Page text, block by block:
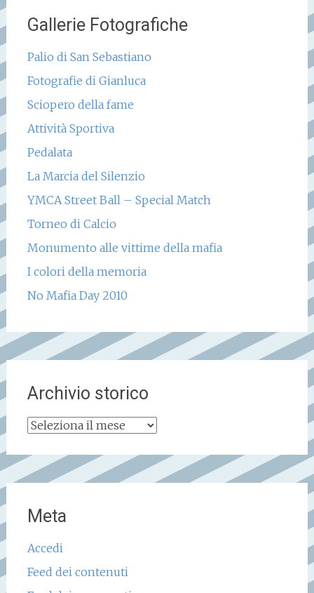
Gallerie Fotografiche
Palio di San Sebastiano
Fotografie di Gianluca
Sciopero della fame
Attività Sportiva
Pedalata
La Marcia del Silenzio
YMCA Street Ball – Special Match
Torneo di Calcio
Monumento alle vittime della mafia
I colori della memoria
No Mafia Day 2010
Archivio storico
Archivio
Meta
Accedi
Feed dei contenuti